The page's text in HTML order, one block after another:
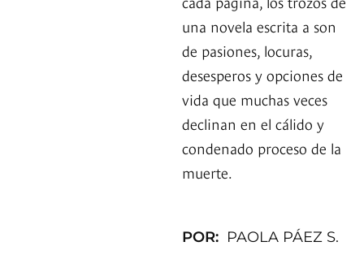
una novela escrita a son
de pasiones, locuras,
desesperos y opciones de
vida que muchas veces
declinan en el cálido y
condenado proceso de la
muerte.
POR: PAOLA PÁEZ S.